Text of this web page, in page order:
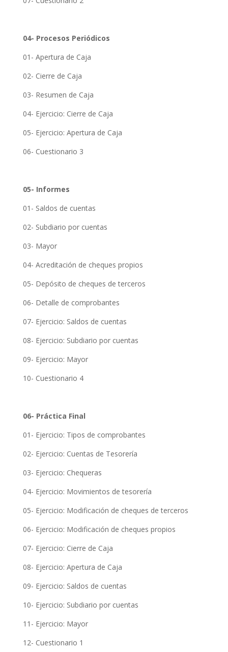
04- Procesos Periódicos
01- Apertura de Caja
02- Cierre de Caja
03- Resumen de Caja
04- Ejercicio: Cierre de Caja
05- Ejercicio: Apertura de Caja
06- Cuestionario 3
05- Informes
01- Saldos de cuentas
02- Subdiario por cuentas
03- Mayor
04- Acreditación de cheques propios
05- Depósito de cheques de terceros
06- Detalle de comprobantes
07- Ejercicio: Saldos de cuentas
08- Ejercicio: Subdiario por cuentas
09- Ejercicio: Mayor
10- Cuestionario 4
06- Práctica Final
01- Ejercicio: Tipos de comprobantes
02- Ejercicio: Cuentas de Tesorería
03- Ejercicio: Chequeras
04- Ejercicio: Movimientos de tesorería
05- Ejercicio: Modificación de cheques de terceros
06- Ejercicio: Modificación de cheques propios
07- Ejercicio: Cierre de Caja
08- Ejercicio: Apertura de Caja
09- Ejercicio: Saldos de cuentas
10- Ejercicio: Subdiario por cuentas
11- Ejercicio: Mayor
12- Cuestionario 1